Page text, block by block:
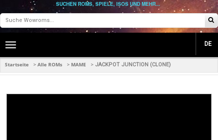
SUCHEN ROMS, SPIELE, ISOS UND MEHR...
Toggle
navigation
DE
Startseite > Alle ROMs > MAME > JACKPOT JUNCTION (CLONE)